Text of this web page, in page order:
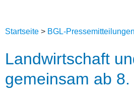
Startseite > BGL-Pressemitteilungen
Landwirtschaft
gemeinsam ab